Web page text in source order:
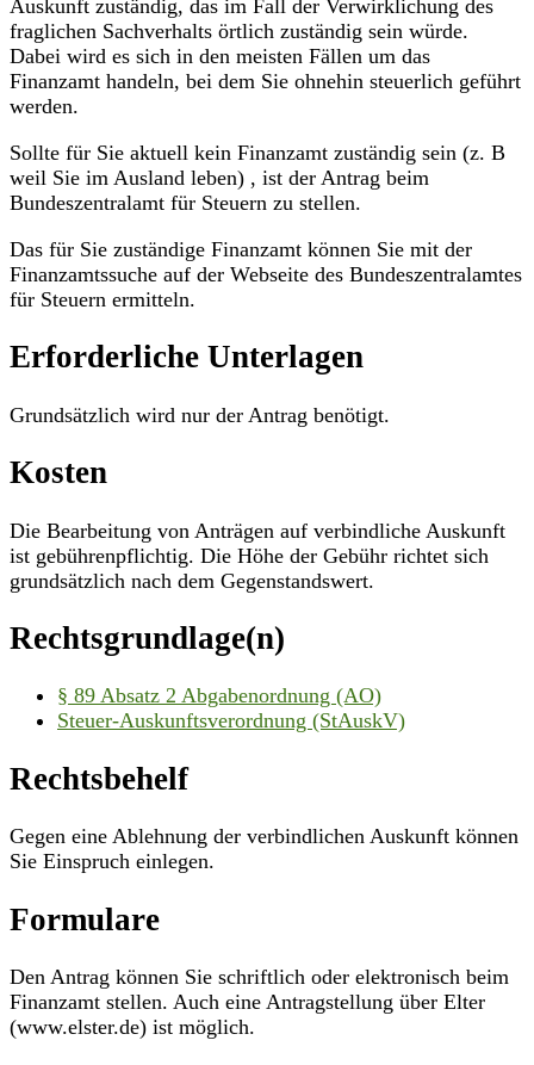
Auskunft zuständig, das im Fall der Verwirklichung des
fraglichen Sachverhalts örtlich zuständig sein würde.
Dabei wird es sich in den meisten Fällen um das
Finanzamt handeln, bei dem Sie ohnehin steuerlich geführt
werden.
Sollte für Sie aktuell kein Finanzamt zuständig sein (z. B
weil Sie im Ausland leben) , ist der Antrag beim
Bundeszentralamt für Steuern zu stellen.
Das für Sie zuständige Finanzamt können Sie mit der
Finanzamtssuche auf der Webseite des Bundeszentralamtes
für Steuern ermitteln.
Erforderliche Unterlagen
Grundsätzlich wird nur der Antrag benötigt.
Kosten
Die Bearbeitung von Anträgen auf verbindliche Auskunft
ist gebührenpflichtig. Die Höhe der Gebühr richtet sich
grundsätzlich nach dem Gegenstandswert.
Rechtsgrundlage(n)
§ 89 Absatz 2 Abgabenordnung (AO)
Steuer-Auskunftsverordnung (StAuskV)
Rechtsbehelf
Gegen eine Ablehnung der verbindlichen Auskunft können
Sie Einspruch einlegen.
Formulare
Den Antrag können Sie schriftlich oder elektronisch beim
Finanzamt stellen. Auch eine Antragstellung über Elter
(www.elster.de) ist möglich.